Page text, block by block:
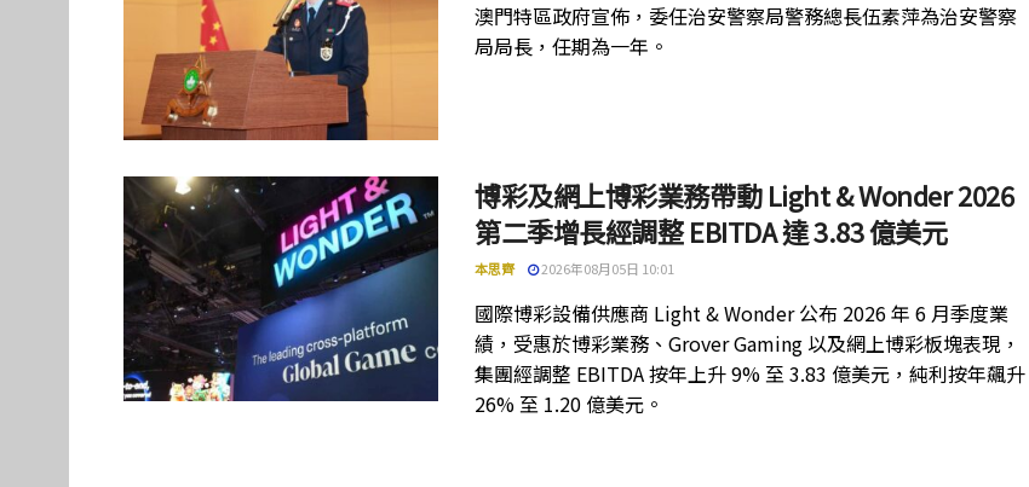
澳門特區政府宣佈，委任治安警察局警務總長伍素萍為治安警察
局局長，任期為一年。
博彩及網上博彩業務帶動 Light & Wonder 2026
第二季增長經調整 EBITDA 達 3.83 億美元
本思齊 2026年08月05日 10:01
國際博彩設備供應商 Light & Wonder 公布 2026 年 6 月季度業
績，受惠於博彩業務、Grover Gaming 以及網上博彩板塊表現，
集團經調整 EBITDA 按年上升 9% 至 3.83 億美元，純利按年飆升
26% 至 1.20 億美元。